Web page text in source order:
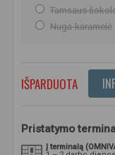
Tamsaus
Nuga-karamelė
IŠPARDUOTA
Pristatymo
Į terminalą